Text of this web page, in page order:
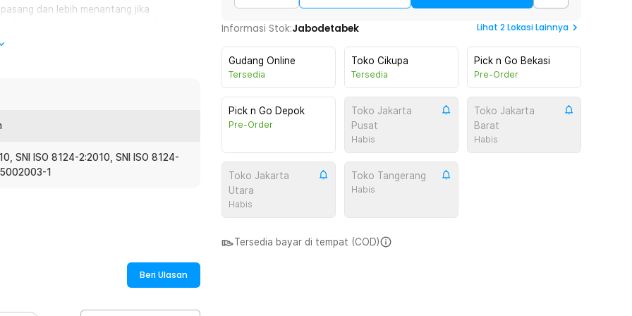
dan lebih menantang jika
sehingga Anda tidak perlu cemas
menarik menjadikannya tambahan
- TOY01
SNI ISO 8124-2:2010, SNI ISO 8124-
1
Beri Ulasan
Informasi Stok:Jabodetabek Lihat 2Lokasi Lainnya
Gudang Online
Tersedia
Toko Cikupa
Tersedia
Pick n Go Bekasi
Pre-Order
Pick n Go Depok
Pre-Order
Toko Jakarta
Pusat
Habis
Toko Jakarta
Barat
Habis
Toko Jakarta
Utara
Habis
Toko Tangerang
Habis
Tersedia bayar di tempat (COD)